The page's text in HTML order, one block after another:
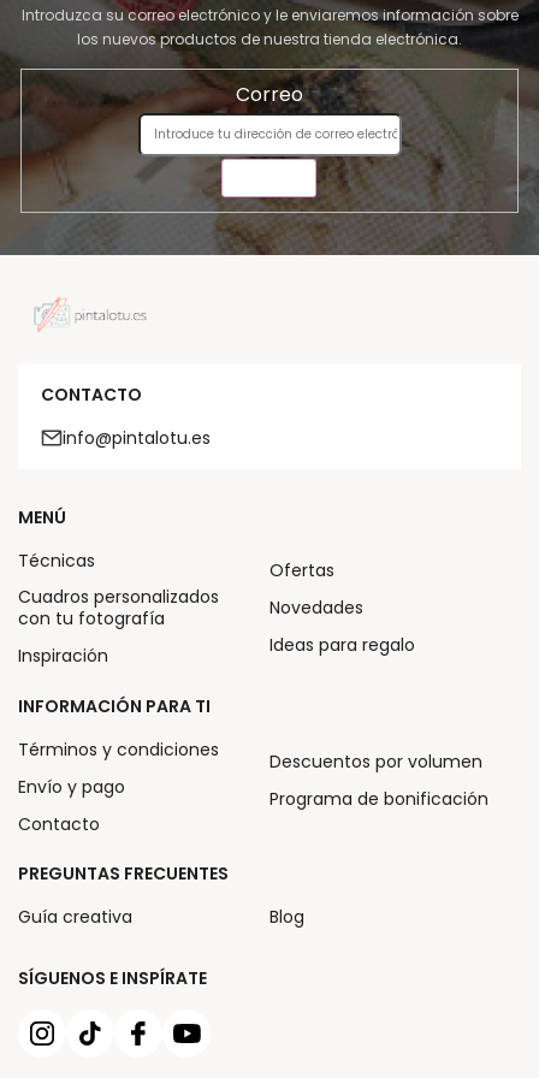
Introduzca su correo electrónico y le enviaremos información sobre
los nuevos productos de nuestra tienda electrónica.
Correo
CONTACTO
info@pintalotu.es
SÍGUENOS E INSPÍRATE
MENÚ
Técnicas
Cuadros personalizados
con tu fotografía
Inspiración
Ofertas
Novedades
Ideas para regalo
INFORMACIÓN PARA TI
Términos y condiciones
Envío y pago
Contacto
Descuentos por volumen
Programa de bonificación
PREGUNTAS FRECUENTES
Guía creativa
Blog